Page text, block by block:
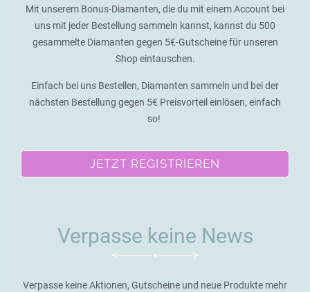
Mit unserem Bonus-Diamanten, die du mit einem Account bei
uns mit jeder Bestellung sammeln kannst, kannst du 500
gesammelte Diamanten gegen 5€-Gutscheine für unseren
Shop eintauschen.
Einfach bei uns Bestellen, Diamanten sammeln und bei der
nächsten Bestellung gegen 5€ Preisvorteil einlösen, einfach
so!
JETZT REGISTRIEREN
Verpasse keine News
Verpasse keine Aktionen, Gutscheine und neue Produkte mehr